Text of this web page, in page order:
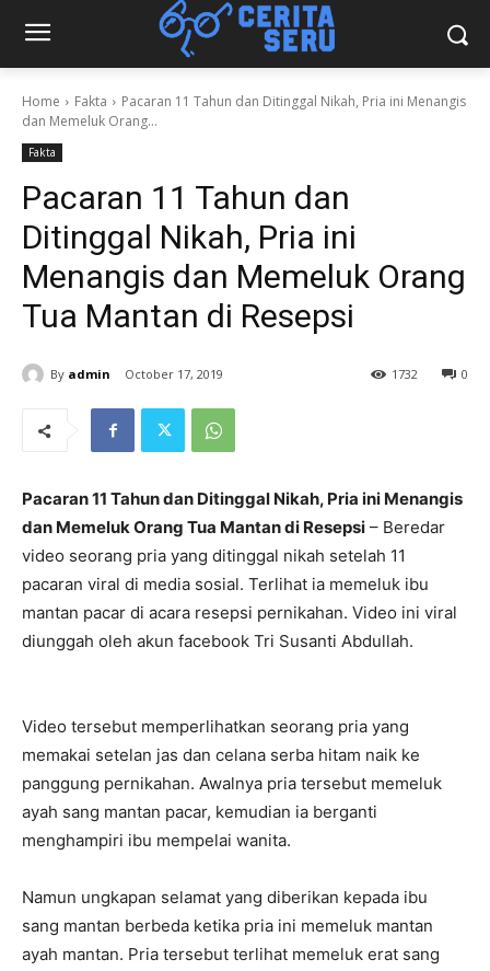
Home Fakta
Pacaran 11 Tahun dan Ditinggal Nikah, Pria ini Menangis
dan Memeluk Orang...
Fakta
Pacaran 11 Tahun dan
Ditinggal Nikah, Pria ini
Menangis dan Memeluk Orang
Tua Mantan di Resepsi
By admin October 17, 2019 0
1732
Pacaran 11 Tahun dan Ditinggal Nikah, Pria ini Menangis
dan Memeluk Orang Tua Mantan di Resepsi – Beredar
video seorang pria yang ditinggal nikah setelah 11
pacaran viral di media sosial. Terlihat ia memeluk ibu
mantan pacar di acara resepsi pernikahan. Video ini viral
diunggah oleh akun facebook Tri Susanti Abdullah.
Video tersebut memperlihatkan seorang pria yang
memakai setelan jas dan celana serba hitam naik ke
panggung pernikahan. Awalnya pria tersebut memeluk
ayah sang mantan pacar, kemudian ia berganti
menghampiri ibu mempelai wanita.
Namun ungkapan selamat yang diberikan kepada ibu
sang mantan berbeda ketika pria ini memeluk mantan
ayah mantan. Pria tersebut terlihat memeluk erat sang